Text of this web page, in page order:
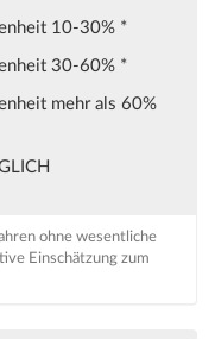
10-30% *
30-60% *
mehr als 60%
ohne wesentliche
Einschätzung zum